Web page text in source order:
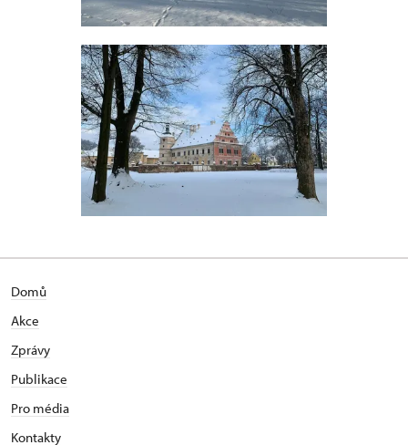
Domů
Akce
Zprávy
Publikace
Pro média
Kontakty